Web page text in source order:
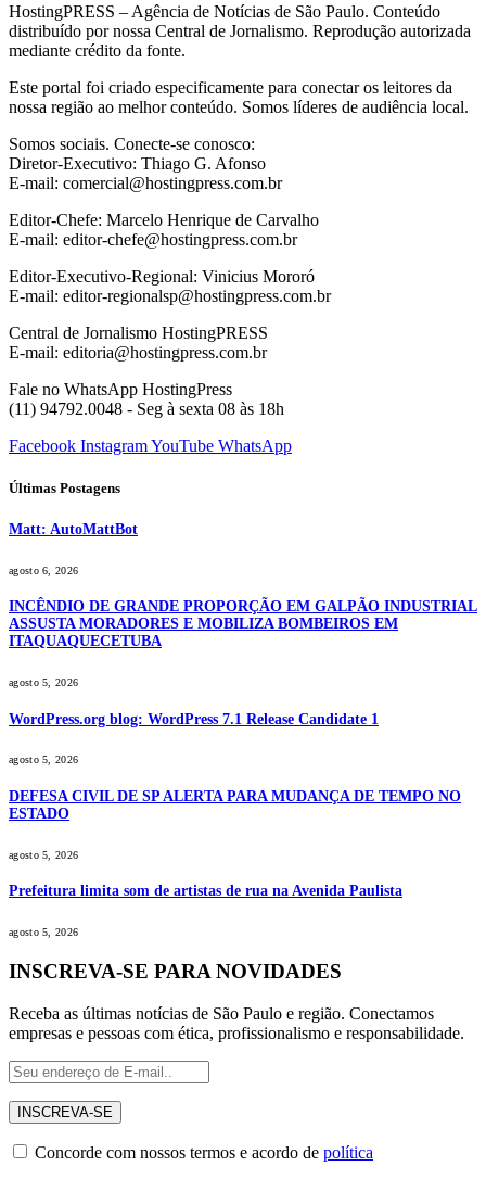
HostingPRESS – Agência de Notícias de São Paulo. Conteúdo
distribuído por nossa Central de Jornalismo. Reprodução autorizada
mediante crédito da fonte.
Este portal foi criado especificamente para conectar os leitores da
nossa região ao melhor conteúdo. Somos líderes de audiência local.
Somos sociais. Conecte-se conosco:
Diretor-Executivo: Thiago G. Afonso
E-mail: comercial@hostingpress.com.br
Editor-Chefe: Marcelo Henrique de Carvalho
E-mail: editor-chefe@hostingpress.com.br
Editor-Executivo-Regional: Vinicius Mororó
E-mail: editor-regionalsp@hostingpress.com.br
Central de Jornalismo HostingPRESS
E-mail: editoria@hostingpress.com.br
Fale no WhatsApp HostingPress
(11) 94792.0048 - Seg à sexta 08 às 18h
Facebook InstagramYouTube WhatsApp
Últimas Postagens
Matt: AutoMattBot
agosto 6, 2026
INCÊNDIO DE GRANDE PROPORÇÃO EM GALPÃO INDUSTRIAL
ASSUSTA MORADORES E MOBILIZA BOMBEIROS EM
ITAQUAQUECETUBA
agosto 5, 2026
WordPress.org blog: WordPress 7.1 Release Candidate 1
agosto 5, 2026
DEFESA CIVIL DE SP ALERTA PARA MUDANÇA DE TEMPO NO
ESTADO
agosto 5, 2026
Prefeitura limita som de artistas de rua na Avenida Paulista
agosto 5, 2026
INSCREVA-SE PARA NOVIDADES
Receba as últimas notícias de São Paulo e região. Conectamos
empresas e pessoas com ética, profissionalismo e responsabilidade.
Concorde com nossos termos e acordo de política